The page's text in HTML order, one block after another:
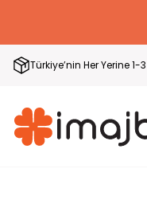
Türkiye’nin Her Yerine